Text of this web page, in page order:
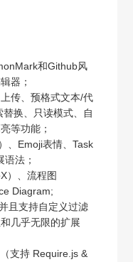
和Github风
器；
传、预格式文本/代
换、只读模式、自
等功能；
、Emoji表情、Task
法；
）、流程图
Diagram;
且支持自定义过滤
几乎无限的扩展
支持 Require.js &